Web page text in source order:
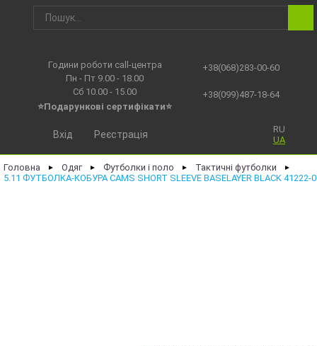
Години роботи call-центра
Пн - Пт 9.00 - 18.00
Сб 10.00 - 15.00
⭐Подарункові сертифікати⭐
+38(068)283-00-60
+38(099)487-18-64
RU
UA
Вхід Реєстрація
Головна ► Одяг ► Футболки і поло ► Тактичні футболки ►
5.11 ФУТБОЛКА-КОБУРА CAMS SHORT SLEEVE BASELAYER BLACK 41222-